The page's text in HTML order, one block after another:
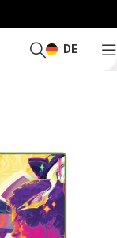
DE